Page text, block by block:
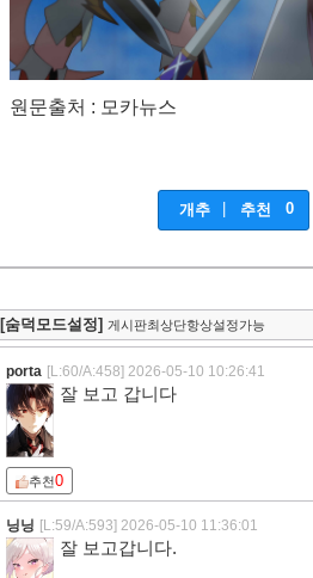
원문출처 : 모카뉴스
개추 | 추천 0
[숨덕모드설정] 게시판최상단항상설정가능
porta [L:60/A:458] 2026-05-10 10:26:41
잘 보고 갑니다
추천0
닝닝 [L:59/A:593] 2026-05-10 11:36:01
잘 보고갑니다.